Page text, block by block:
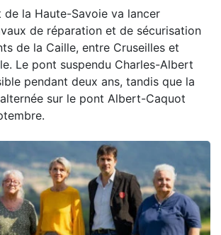
de la Haute-Savoie va lancer
de réparation et de sécurisation
de la Caille, entre Cruseilles et
Le pont suspendu Charles-Albert
pendant deux ans, tandis que la
sur le pont Albert-Caquot